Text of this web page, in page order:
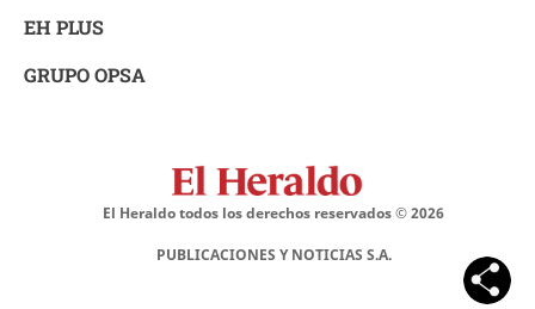
EH PLUS
GRUPO OPSA
El Heraldo todos los derechos reservados ©2026
PUBLICACIONES Y NOTICIAS S.A.